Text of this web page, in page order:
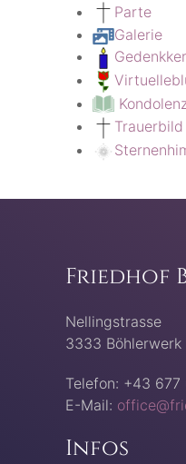
Parte
Galerie
Trauerbild
Friedhof
Nellingstrasse
3333 Böhlerwerk
Telefon: +43 677
E-Mail:
Infos